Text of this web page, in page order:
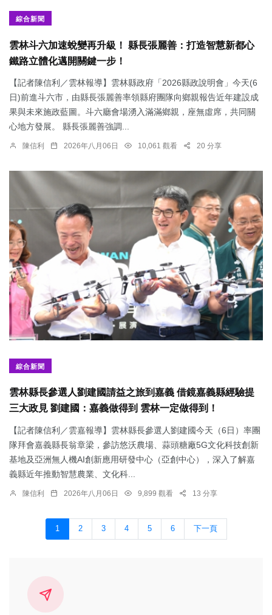
綜合新聞
雲林斗六加速蛻變再升級！ 縣長張麗善：打造智慧新都心
鐵路立體化邁開關鍵一步！
【記者陳信利／雲林報導】雲林縣政府「2026縣政說明會」今天(6
日)前進斗六市，由縣長張麗善率領縣府團隊向鄉親報告近年建設成
果與未來施政藍圖。斗六廳會場湧入滿滿鄉親，座無虛席，共同關
心地方發展。 縣長張麗善強調...
陳信利 2026年八月06日 10,061 觀看 20 分享
綜合新聞
雲林縣長參選人劉建國請益之旅到嘉義 借鏡嘉義縣經驗提
三大政見 劉建國：嘉義做得到 雲林一定做得到！
【記者陳信利／雲嘉報導】雲林縣長參選人劉建國今天（6日）率團
隊拜會嘉義縣長翁章梁，參訪悠沃農場、蒜頭糖廠5G文化科技創新
基地及亞洲無人機AI創新應用研發中心（亞創中心），深入了解嘉
義縣近年推動智慧農業、文化科...
陳信利 2026年八月06日 9,899 觀看 13 分享
1 2 3 4 5 6 下一頁